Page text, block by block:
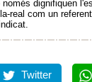
dignifiquen
real com un
Twitter